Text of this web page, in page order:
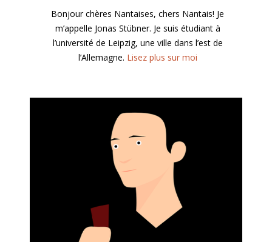
Bonjour chères Nantaises, chers Nantais! Je
m’appelle Jonas Stübner. Je suis étudiant à
l’université de Leipzig, une ville dans l’est de
l’Allemagne. Lisez plus sur moi